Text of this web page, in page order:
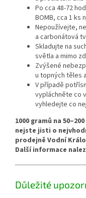
Po cca 48-72
BOMB, cca 1 ks
Nepoužívejte,
a carbonátová
Skladujte na
světla a mimo
Zvýšené
u topných těles
V případě
vypláchněte co
vyhledejte co
1000 gramů na
nejste jisti o
prodejně Vodní
Další informace
Důležité